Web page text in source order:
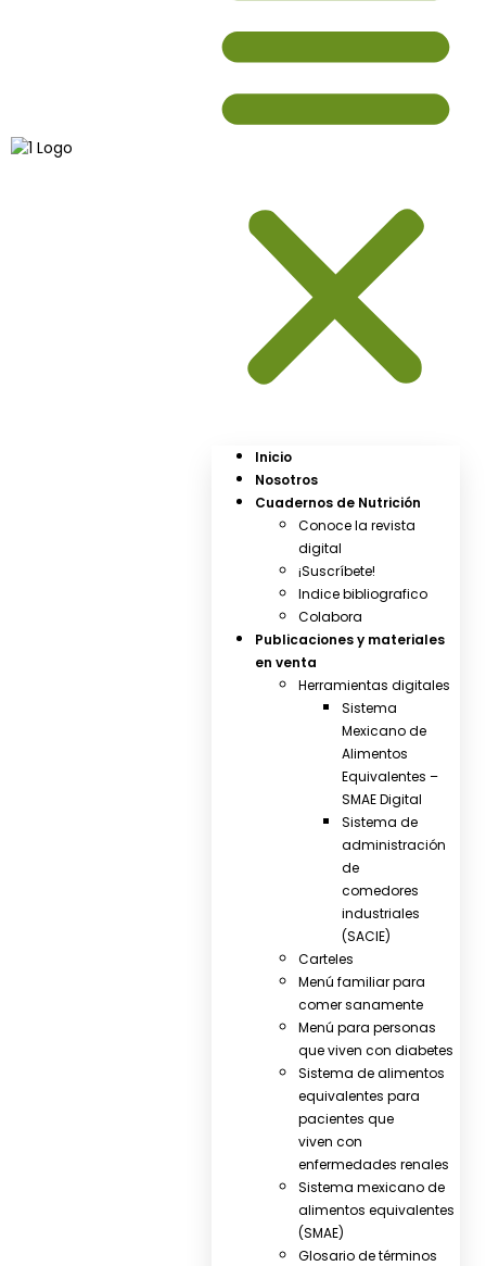
Inicio
Nosotros
Cuadernos de Nutrición
Conoce la revista
digital
¡Suscríbete!
Indice bibliografico
Colabora
Publicaciones y materiales
en venta
Herramientas digitales
Sistema
Mexicano de
Alimentos
Equivalentes –
SMAE Digital
Sistema de
administración
de
comedores
industriales
(SACIE)
Carteles
Menú familiar para
comer sanamente
Menú para personas
que viven con diabetes
Sistema de alimentos
equivalentes para
pacientes que
viven con
enfermedades renales
Sistema mexicano de
alimentos equivalentes
(SMAE)
Glosario de términos